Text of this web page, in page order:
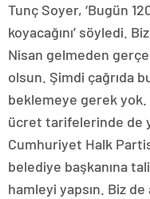
Tunç Soyer, ‘Bugün
koyacağını’ söyledi.
Nisan gelmeden
olsun. Şimdi çağrıda
beklemeye gerek
ücret tarifelerinde de
Cumhuriyet Halk
belediye başkanına
hamleyi yapsın. Biz